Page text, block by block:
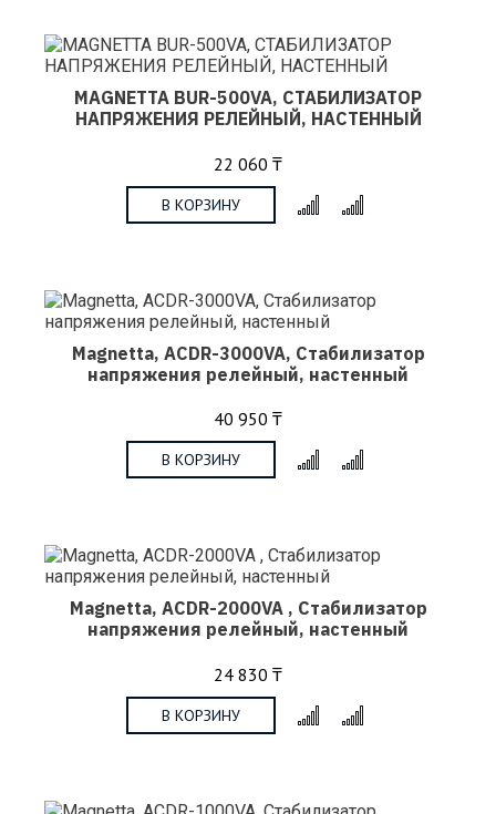
MAGNETTA BUR-500VA, СТАБИЛИЗАТОР
НАПРЯЖЕНИЯ РЕЛЕЙНЫЙ, НАСТЕННЫЙ
22 060 ₸
В КОРЗИНУ
Magnetta, ACDR-3000VA, Стабилизатор
напряжения релейный, настенный
40 950 ₸
В КОРЗИНУ
Magnetta, ACDR-2000VA , Стабилизатор
напряжения релейный, настенный
24 830 ₸
В КОРЗИНУ